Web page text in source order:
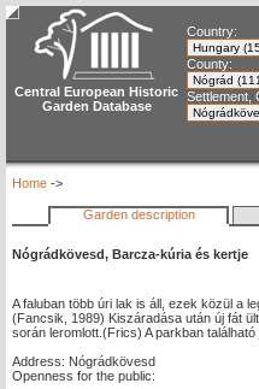
Central European Historic
Garden Database
Country:
County:
Settlement,
Home ->
Garden description
Nógrádkövesd, Barcza-kúria és kertje
A faluban több úri lak is áll, ezek közül a
(Fancsik, 1989) Kiszáradása után új fát
során leromlott.(Frics) A parkban
Address: Nógrádkövesd
Openness for the public: